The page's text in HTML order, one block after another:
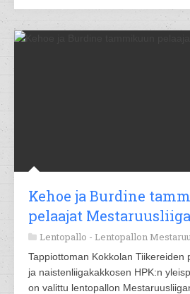
Kehoe ja Burdine
pelaajat
Lentopallo - Lentopallon
Tappiottoman Kokkolan Tiikereiden
ja naistenliigakakkosen HPK:n
on valittu lentopallon